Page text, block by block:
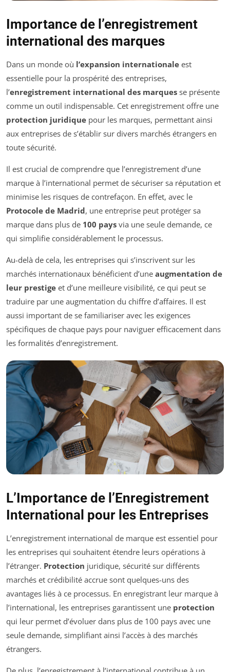
Importance de l’enregistrement
international des marques
Dans un monde où l’expansion internationale est
essentielle pour la prospérité des entreprises,
l’enregistrement international des marques se présente
comme un outil indispensable. Cet enregistrement offre une
protection juridique pour les marques, permettant ainsi
aux entreprises de s’établir sur divers marchés étrangers en
toute sécurité.
Il est crucial de comprendre que l’enregistrement d’une
marque à l’international permet de sécuriser sa réputation et
minimise les risques de contrefaçon. En effet, avec le
Protocole de Madrid, une entreprise peut protéger sa
marque dans plus de 100 pays via une seule demande, ce
qui simplifie considérablement le processus.
Au-delà de cela, les entreprises qui s’inscrivent sur les
marchés internationaux bénéficient d’une augmentation de
leur prestige et d’une meilleure visibilité, ce qui peut se
traduire par une augmentation du chiffre d’affaires. Il est
aussi important de se familiariser avec les exigences
spécifiques de chaque pays pour naviguer efficacement dans
les formalités d’enregistrement.
L’Importance de l’Enregistrement
International pour les Entreprises
L’enregistrement international de marque est essentiel pour
les entreprises qui souhaitent étendre leurs opérations à
l’étranger. Protection juridique, sécurité sur différents
marchés et crédibilité accrue sont quelques-uns des
avantages liés à ce processus. En enregistrant leur marque à
l’international, les entreprises garantissent une protection
qui leur permet d’évoluer dans plus de 100 pays avec une
seule demande, simplifiant ainsi l’accès à des marchés
étrangers.